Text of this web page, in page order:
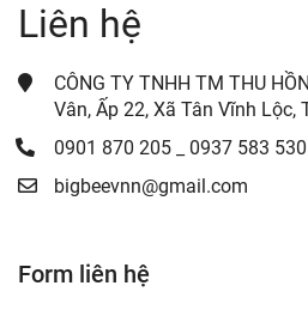
Liên hệ
CÔNG TY TNHH TM THU
Vân, Ấp 22, Xã Tân Vĩnh Lộc,
0901 870 205 _ 0937 583
bigbeevnn@gmail.com
Form liên hệ